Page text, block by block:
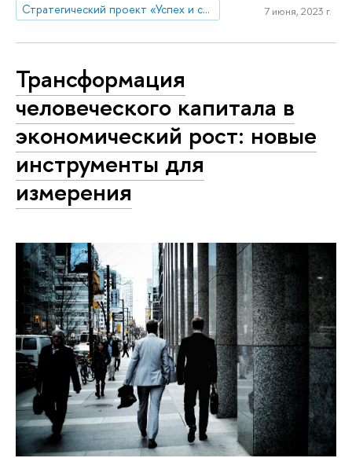
Стратегический проект «Успех и самостоятельность человека в меняющемся мире»
7 июня, 2023 г.
Трансформация
человеческого капитала в
экономический рост: новые
инструменты для
измерения